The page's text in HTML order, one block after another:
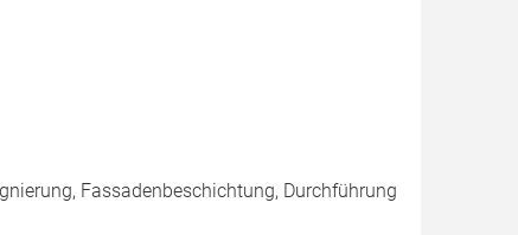
Fassadenbeschichtung, Durchführung